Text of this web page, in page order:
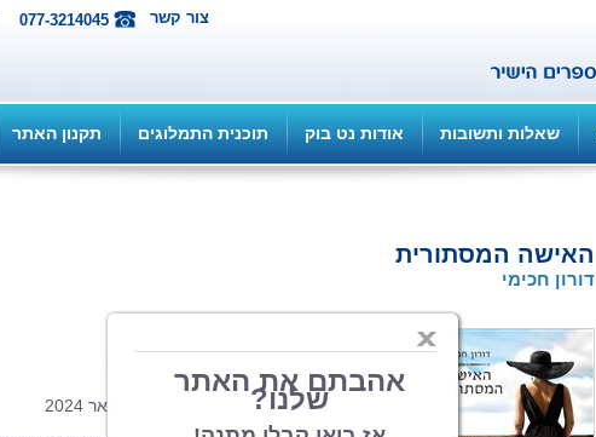
077-3214045 צור קשר
שאלות ותשובות אודות נט בוק תוכנית התמלוגים תקנון האתר
האישה המסתורית
דורון חכימי
כריכה רכה, 78 עמ' פורמט 14.5/21, פברואר 2024